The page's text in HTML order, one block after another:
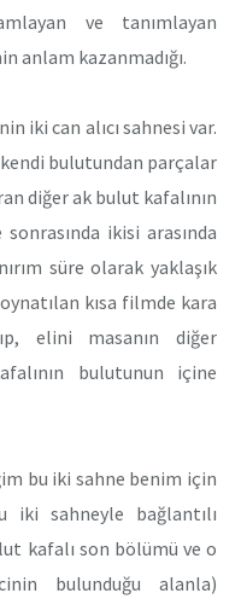
ve tanımlayan
anlam kazanmadığı.
iki can alıcı sahnesi var.
bulutundan parçalar
diğer ak bulut kafalının
ikisi arasında
süre olarak yaklaşık
kısa filmde kara
elini masanın diğer
bulutunun içine
bu iki sahne benim için
iki sahneyle bağlantılı
kafalı son bölümü ve o
bulunduğu alanla)